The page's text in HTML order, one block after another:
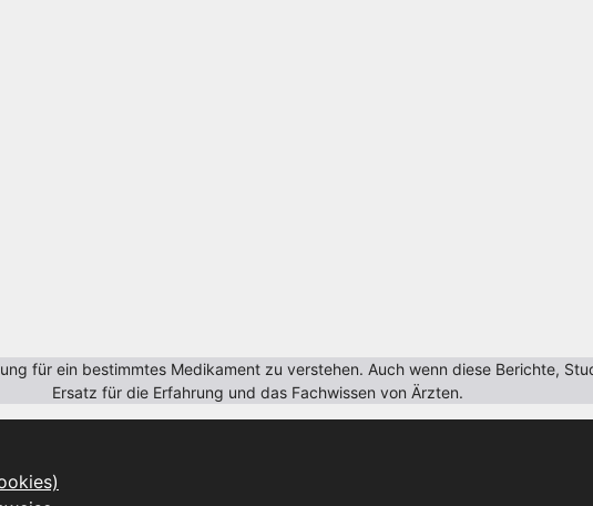
für ein bestimmtes Medikament zu verstehen. Auch wenn diese Berichte,
Ersatz für die Erfahrung und das Fachwissen von Ärzten.